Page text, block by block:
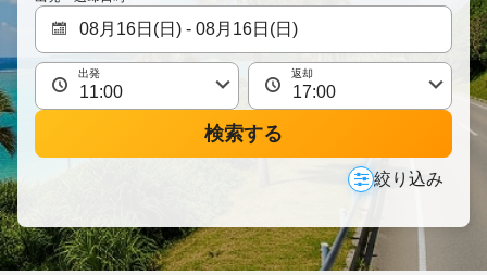
出発 返却
検索する
絞り込み